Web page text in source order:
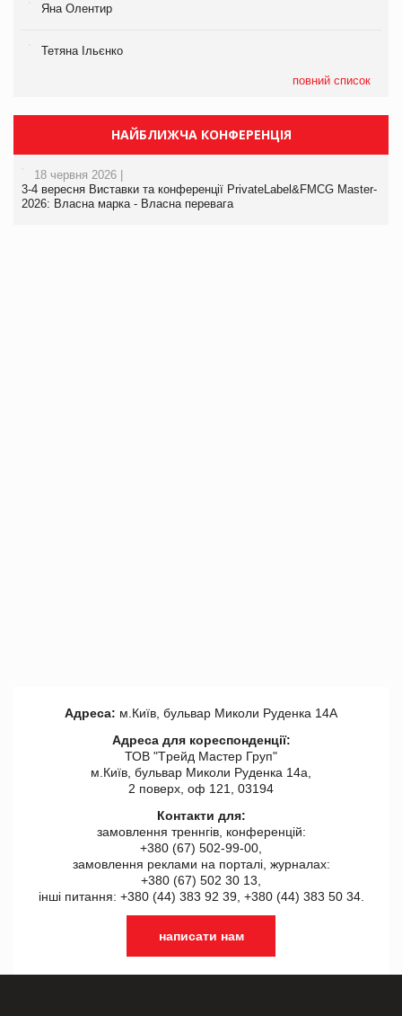
Яна Олентир
Тетяна Ільєнко
повний список
НАЙБЛИЖЧА КОНФЕРЕНЦІЯ
18 червня 2026 |
3-4 вересня Виставки та конференції PrivateLabel&FMCG Master-
2026: Власна марка - Власна перевага
Адреса: м.Київ, бульвар Миколи Руденка 14А
Адреса для кореспонденції:
ТОВ "Tрейд Мастер Груп"
м.Київ, бульвар Миколи Руденка 14а,
2 поверх, оф 121, 03194
Контакти для:
замовлення треннгів, конференцій:
+380 (67) 502-99-00,
замовлення реклами на порталі, журналах:
+380 (67) 502 30 13,
інші питання: +380 (44) 383 92 39, +380 (44) 383 50 34.
написати нам